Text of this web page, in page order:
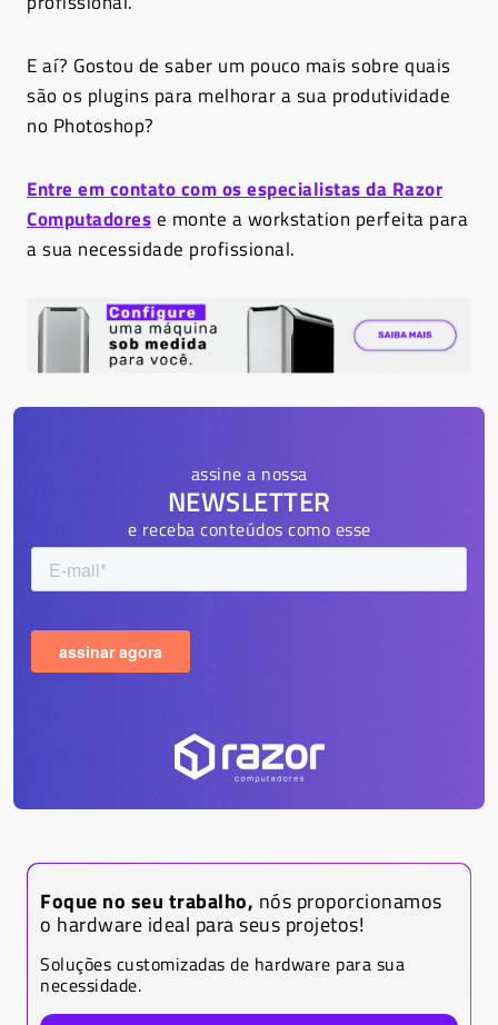
E aí? Gostou de saber um pouco mais sobre quais
são os plugins para melhorar a sua produtividade
no Photoshop?
Entre em contatocom os especialistas daRazor
Computadorese monte aworkstation perfeita para
a sua necessidade profissional.
assine a nossa
NEWSLETTER
e receba conteúdos como esse
Foque no seu trabalho, nós proporcionamos
o hardware ideal para seus projetos!
Soluções customizadas de hardware para sua
necessidade.